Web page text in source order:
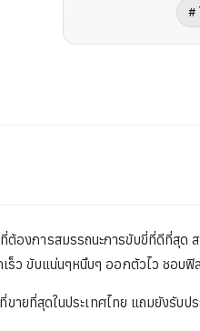
#
องการสมรรถนะการขับขี่ที่ดีที่สุด
ร็ว ขับแน่นๆหนึบๆ ออกตัวไว ชอบฟิ
ยที่สุดในประเทศไทย แถมยังรับ